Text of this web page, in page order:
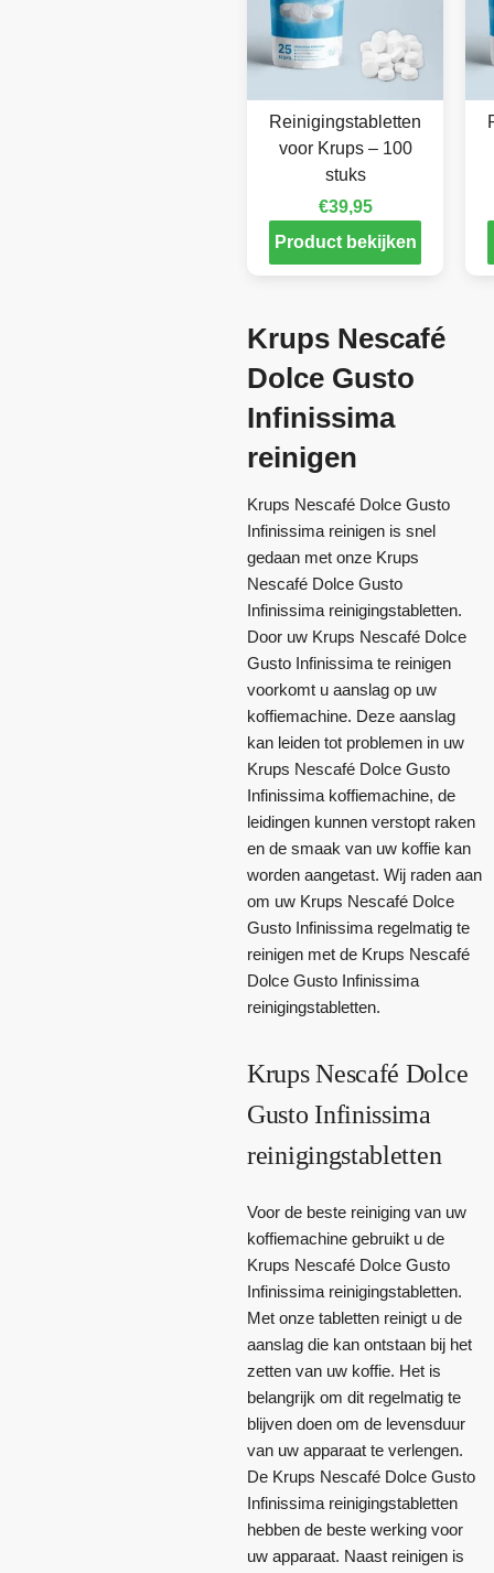
Reinigingstabletten
voor Krups – 100
stuks
€39,95
Product bekijken
Krups Nescafé
Dolce Gusto
Infinissima
reinigen
Krups Nescafé Dolce Gusto
Infinissima reinigen is snel
gedaan met onze Krups
Nescafé Dolce Gusto
Infinissima reinigingstabletten.
Door uw Krups Nescafé Dolce
Gusto Infinissima te reinigen
voorkomt u aanslag op uw
koffiemachine. Deze aanslag
kan leiden tot problemen in uw
Krups Nescafé Dolce Gusto
Infinissima koffiemachine, de
leidingen kunnen verstopt raken
en de smaak van uw koffie kan
worden aangetast. Wij raden aan
om uw Krups Nescafé Dolce
Gusto Infinissima regelmatig te
reinigen met de Krups Nescafé
Dolce Gusto Infinissima
reinigingstabletten.
Krups Nescafé Dolce
Gusto Infinissima
reinigingstabletten
Voor de beste reiniging van uw
koffiemachine gebruikt u de
Krups Nescafé Dolce Gusto
Infinissima reinigingstabletten.
Met onze tabletten reinigt u de
aanslag die kan ontstaan bij het
zetten van uw koffie. Het is
belangrijk om dit regelmatig te
blijven doen om de levensduur
van uw apparaat te verlengen.
De Krups Nescafé Dolce Gusto
Infinissima reinigingstabletten
hebben de beste werking voor
uw apparaat. Naast reinigen is